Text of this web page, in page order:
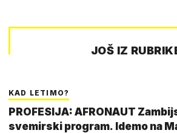
JOŠ IZ
KAD LETIMO?
PROFESIJA: AFRONAUT
svemirski program. Idemo na